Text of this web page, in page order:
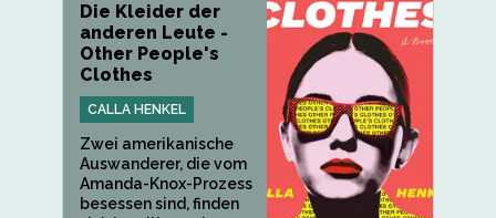
Die Kleider der
anderen Leute -
Other People's
Clothes
CALLA HENKEL
Zwei amerikanische
Auswanderer, die vom
Amanda-Knox-Prozess
besessen sind, finden